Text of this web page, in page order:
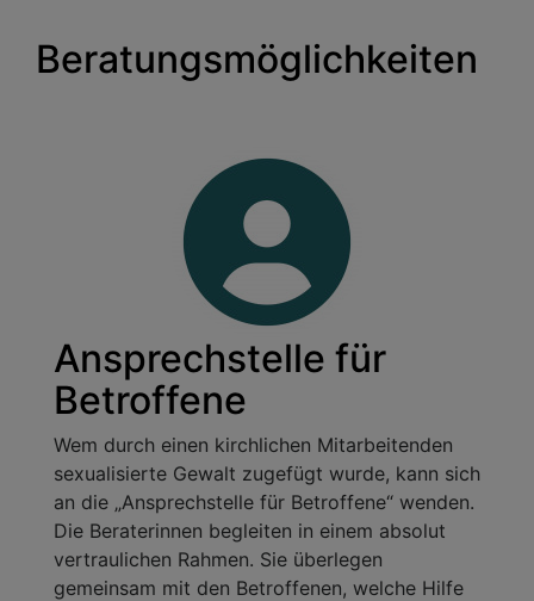
Beratungsmöglichkeiten
Ansprechstelle für
Betroffene
Wem durch einen kirchlichen Mitarbeitenden
sexualisierte Gewalt zugefügt wurde, kann sich
an die „Ansprechstelle für Betroffene“ wenden.
Die Beraterinnen begleiten in einem absolut
vertraulichen Rahmen. Sie überlegen
gemeinsam mit den Betroffenen, welche Hilfe